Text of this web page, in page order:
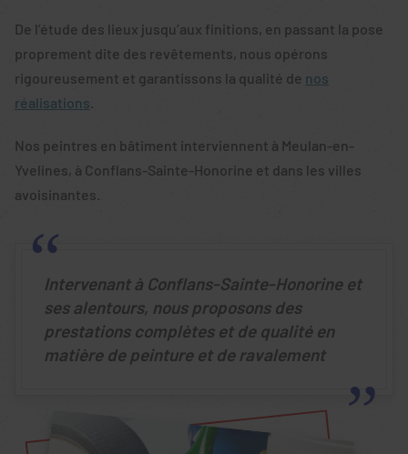
De l’étude des lieux jusqu’aux finitions, en passant la pose
proprement dite des revêtements, nous opérons
rigoureusement et garantissons la qualité de nos
réalisations
Nos peintres en bâtiment interviennent à Meulan-en-
Yvelines, à Conflans-Sainte-Honorine et dans les villes
avoisinantes.
Intervenant à Conflans-Sainte-Honorine et
ses alentours, nous proposons des
prestations complètes et de qualité en
matière de peinture et de ravalement